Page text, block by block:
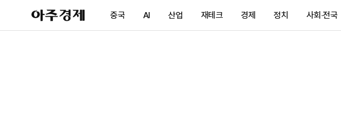
아
주
제
중국 AI 산업 재테크 경제 정치 사회·전국